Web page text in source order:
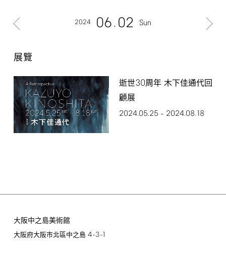
2024 06 02 Sun
展覽
逝世30周年 木下佳通代回
顧展
2024.05.25 – 2024.08.18
大阪中之島美術館
大阪府大阪市北區中之島 4-3-1